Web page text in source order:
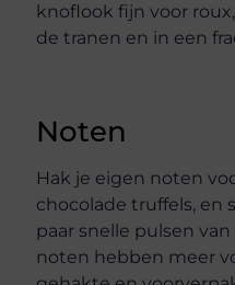
knoflook fijn voor
de tranen en in een
Noten
Hak je eigen noten
chocolade truffels, en
paar snelle pulsen
noten hebben meer